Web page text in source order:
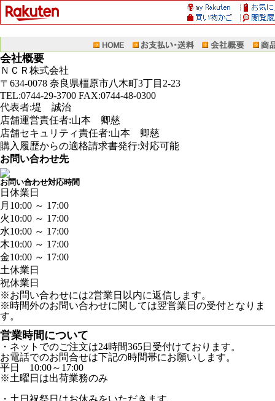
会社概要
ＮＣＲ株式会社
〒634-0078 奈良県橿原市八木町3丁目2-23
TEL:0744-29-3700 FAX:0744-48-0300
代表者:堤 誠治
店舗運営責任者:山本 卿慈
店舗セキュリティ責任者:山本 卿慈
購入履歴からの適格請求書発行:対応可能
お問い合わせ先
お問い合わせ対応時間
日 休業日
月 10:00 ～ 17:00
火10:00 ～ 17:00
水10:00 ～ 17:00
木10:00 ～ 17:00
金10:00 ～ 17:00
土休業日
祝休業日
※お問い合わせには2営業日以内に返信します。
※時間外のお問い合わせに関しては翌営業日の受付となりま
す。
営業時間について
・ネットでのご注文は24時間365日受付けております。
お電話でのお問合せは下記の時間帯にお願いします。
平日 10:00～17:00
※土曜日は出荷業務のみ
・土日祝祭日はお休みをいただきます。